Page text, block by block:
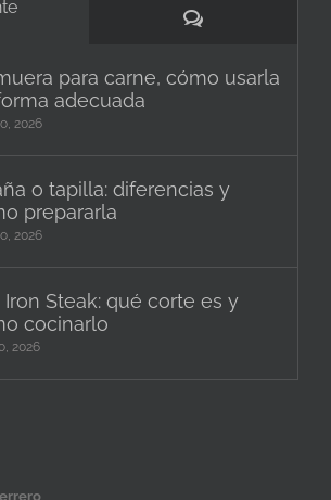
Comentarios
para carne, cómo usarla
adecuada
2026
o tapilla: diferencias y
prepararla
2026
Iron Steak: qué corte es y
cocinarlo
2026